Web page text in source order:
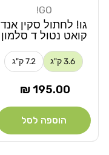
GO!
גו! לחתול סקין אנד
קואט נטול ד סלמון
3.6 ק"ג 7.2 ק"ג
מחיר
195.00 ₪
הוספה לסל